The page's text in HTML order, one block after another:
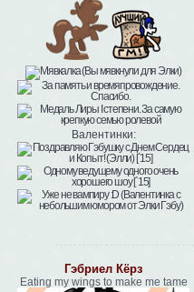
Валентинки:
Гэбриел Кёрз
Eating my wings to make me tame